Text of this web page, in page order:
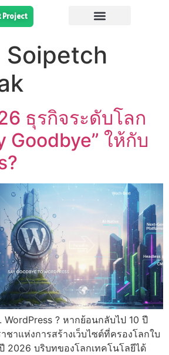
Project
Soipetch
ธุรกิจระดับโลก
Goodbye” ให้กับ
WordPress ? หากย้อนกลับไป 10 ปี
ชาแห่งการสร้างเว็บไซต์ที่ครองโลกใบ
2026 บริบทของโลกเทคโนโลยีได้